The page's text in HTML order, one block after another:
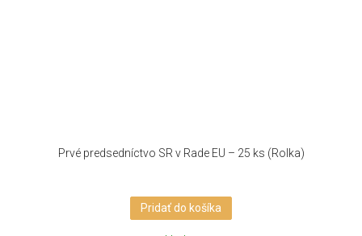
Prvé predsedníctvo SR v Rade EU – 25 ks (Rolka)
Pridať do košíka